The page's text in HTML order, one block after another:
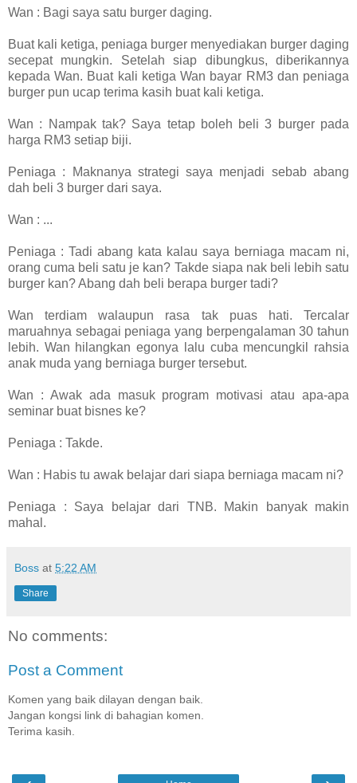
Wan : Bagi saya satu burger daging.
Buat kali ketiga, peniaga burger menyediakan burger daging
secepat mungkin. Setelah siap dibungkus, diberikannya
kepada Wan. Buat kali ketiga Wan bayar RM3 dan peniaga
burger pun ucap terima kasih buat kali ketiga.
Wan : Nampak tak? Saya tetap boleh beli 3 burger pada
harga RM3 setiap biji.
Peniaga : Maknanya strategi saya menjadi sebab abang
dah beli 3 burger dari saya.
Wan : ...
Peniaga : Tadi abang kata kalau saya berniaga macam ni,
orang cuma beli satu je kan? Takde siapa nak beli lebih satu
burger kan? Abang dah beli berapa burger tadi?
Wan terdiam walaupun rasa tak puas hati. Tercalar
maruahnya sebagai peniaga yang berpengalaman 30 tahun
lebih. Wan hilangkan egonya lalu cuba mencungkil rahsia
anak muda yang berniaga burger tersebut.
Wan : Awak ada masuk program motivasi atau apa-apa
seminar buat bisnes ke?
Peniaga : Takde.
Wan : Habis tu awak belajar dari siapa berniaga macam ni?
Peniaga : Saya belajar dari TNB. Makin banyak makin
mahal.
Boss at 5:22 AM
Share
No comments:
Post a Comment
Komen yang baik dilayan dengan baik.
Jangan kongsi link di bahagian komen.
Terima kasih.